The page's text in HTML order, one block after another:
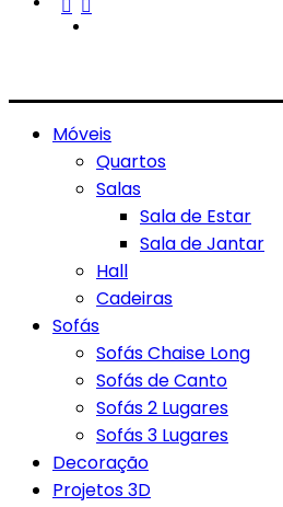
Móveis
Quartos
Salas
Sala de Estar
Sala de Jantar
Hall
Cadeiras
Sofás
Sofás Chaise Long
Sofás de Canto
Sofás 2 Lugares
Sofás 3 Lugares
Decoração
Projetos 3D